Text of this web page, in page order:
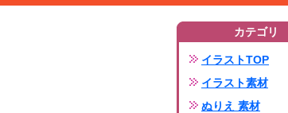
カテゴリ
イラストTOP
イラスト素材
ぬりえ 素材